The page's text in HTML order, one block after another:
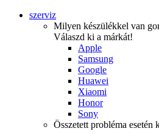
szerviz
Milyen készülékkel van
Válaszd ki a márkát!
Apple
Samsung
Google
Huawei
Xiaomi
Honor
Sony
Összetett probléma esetén